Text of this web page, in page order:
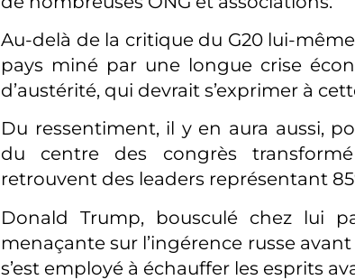
Au-delà de la critique du G20 lui-
pays miné par une longue crise
d’austérité, qui devrait s’exprimer à
Du ressentiment, il y en aura aussi,
du centre des congrès
retrouvent des leaders représentant
Donald Trump, bousculé chez lui
menaçante sur l’ingérence russe
s’est employé à échauffer les esprits